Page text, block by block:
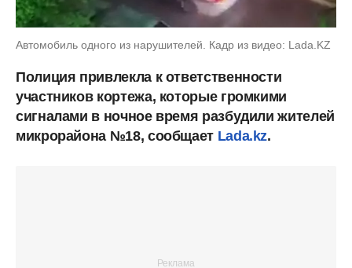
Автомобиль одного из нарушителей. Кадр из видео: Lada.KZ
Полиция привлекла к ответственности
участников кортежа, которые громкими
сигналами в ночное время разбудили жителей
микрорайона №18, сообщает Lada.kz.